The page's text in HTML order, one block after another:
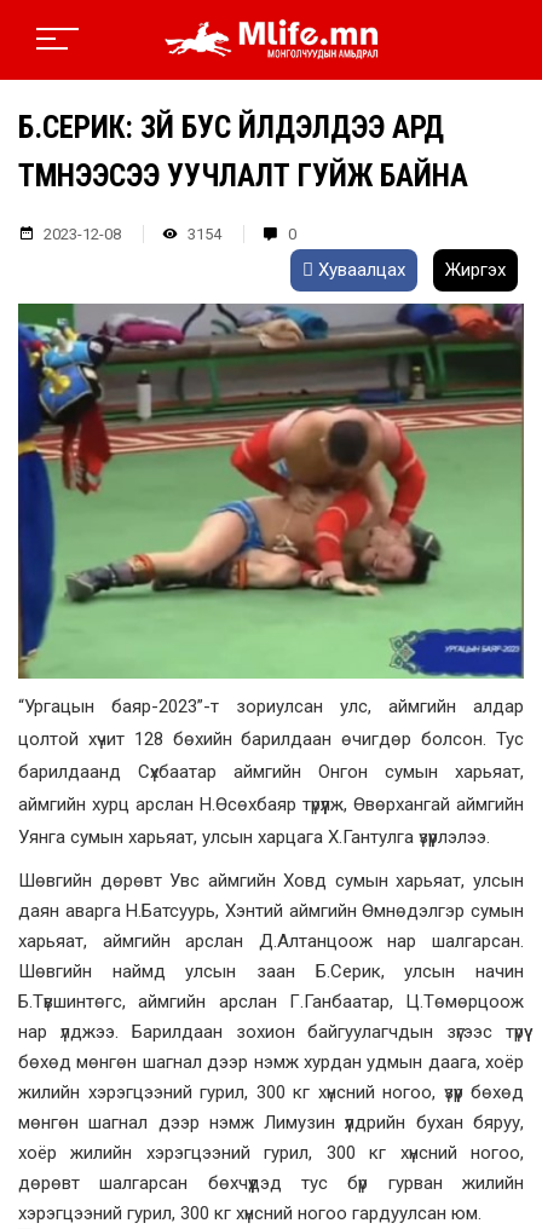
Б.СЕРИК: ЗҮЙ БУС ҮЙЛДЭЛДЭЭ АРД
ТҮМНЭЭСЭЭ УУЧЛАЛТ ГУЙЖ БАЙНА
2023-12-08 3154 0
Хуваалцах Жиргэх
“Ургацын баяр-2023”-т зориулсан улс, аймгийн алдар
цолтой хүчит 128 бөхийн барилдаан өчигдөр болсон. Тус
барилдаанд Сүхбаатар аймгийн Онгон сумын харьяат,
аймгийн хурц арслан Н.Өсөхбаяр түрүүлж, Өвөрхангай аймгийн
Уянга сумын харьяат, улсын харцага Х.Гантулга үзүүрлэлээ.
Шөвгийн дөрөвт Увс аймгийн Ховд сумын харьяат, улсын
даян аварга Н.Батсуурь, Хэнтий аймгийн Өмнөдэлгэр сумын
харьяат, аймгийн арслан Д.Алтанцоож нар шалгарсан.
Шөвгийн наймд улсын заан Б.Серик, улсын начин
Б.Түвшинтөгс, аймгийн арслан Г.Ганбаатар, Ц.Төмөрцоож
нар үлджээ. Барилдаан зохион байгуулагчдын зүгээс түрүү
бөхөд мөнгөн шагнал дээр нэмж хурдан удмын даага, хоёр
жилийн хэрэгцээний гурил, 300 кг хүнсний ногоо, үзүүр бөхөд
мөнгөн шагнал дээр нэмж Лимузин үүлдрийн бухан бяруу,
хоёр жилийн хэрэгцээний гурил, 300 кг хүнсний ногоо,
дөрөвт шалгарсан бөхчүүдэд тус бүр гурван жилийн
хэрэгцээний гурил, 300 кг хүнсний ногоо гардуулсан юм.